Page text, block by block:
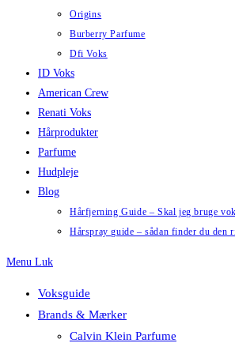
Origins
Burberry Parfume
Dfi Voks
ID Voks
American Crew
Renati Voks
Hårprodukter
Parfume
Hudpleje
Blog
Hårfjerning Guide – Skal jeg bruge
Hårspray guide – sådan finder du den
Menu Luk
Voksguide
Brands & Mærker
Calvin Klein Parfume